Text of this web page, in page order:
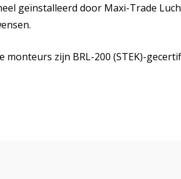
geïnstalleerd door Maxi-Trade
zijn BRL-200 (STEK)-